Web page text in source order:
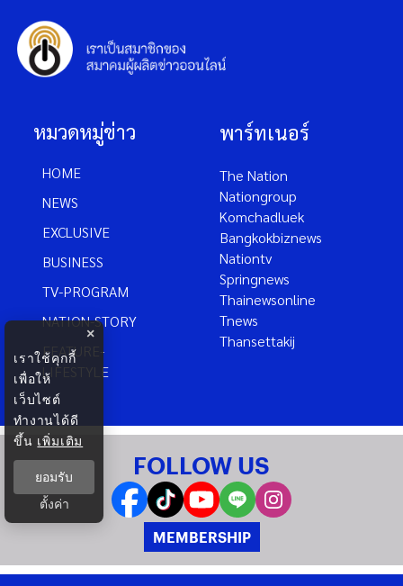
หมวดหมู่ข่าว
HOME
NEWS
EXCLUSIVE
BUSINESS
TV-PROGRAM
NATION-STORY
FEATURE-
LIFESTYLE
พาร์ทเนอร์
The Nation
Nationgroup
Komchadluek
Bangkokbiznews
Nationtv
Springnews
Thainewsonline
Tnews
Thansettakij
FOLLOW US
MEMBERSHIP
×
เราใช้คุกกี้
เพื่อให้
เว็บไซต์
ทำงานได้ดี
ขึ้น เพิ่มเติม
ยอมรับ
ตั้งค่า